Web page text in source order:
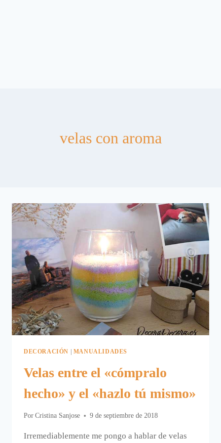
velas con aroma
DECORACIÓN | MANUALIDADES
Velas entre el «cómpralo
hecho» y el «hazlo tú mismo»
Por Cristina Sanjose 9 de septiembre de 2018
Irremediablemente me pongo a hablar de velas